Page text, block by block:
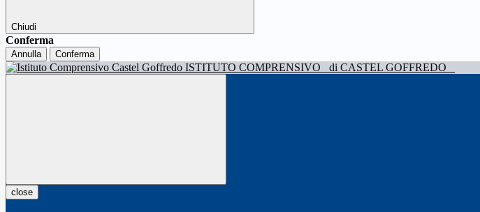
Chiudi
Conferma
Annulla Conferma
ISTITUTO COMPRENSIVO di CASTEL GOFFREDO
close